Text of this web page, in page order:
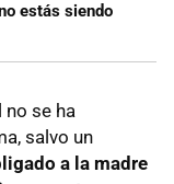
estás siendo
no se ha
salvo un
a la madre